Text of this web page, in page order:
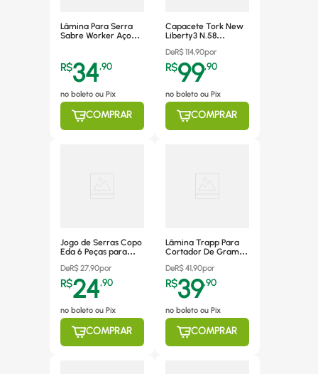
Lâmina Para Serra
Sabre Worker Aço
R$34,90
no boleto ou Pix
COMPRAR
Capacete Tork New
Liberty3 N.58
DeR$114,90por
R$99,90
no boleto ou Pix
COMPRAR
Jogo de Serras Copo
Eda 6 Peças para
DeR$27,90por
R$24,90
no boleto ou Pix
COMPRAR
Lâmina Trapp Para
Cortador De Grama
DeR$41,90por
R$39,90
no boleto ou Pix
COMPRAR